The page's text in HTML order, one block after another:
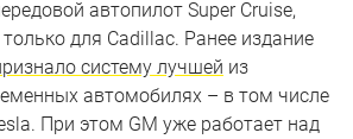
автопилот Super Cruise,
для Cadillac. Ранее издание
систему лучшей из
автомобилях – в том числе
При этом GM уже работает над